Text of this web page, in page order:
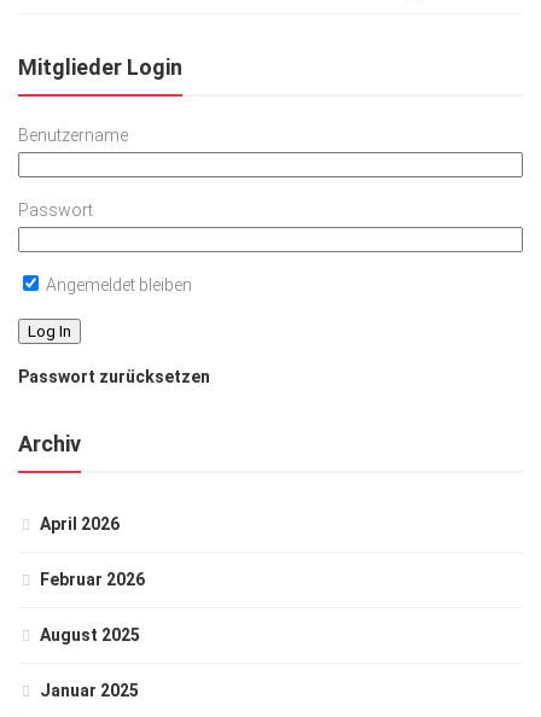
Mitglieder Login
Benutzername
Passwort
Angemeldet bleiben
Passwort zurücksetzen
Archiv
April 2026
Februar 2026
August 2025
Januar 2025